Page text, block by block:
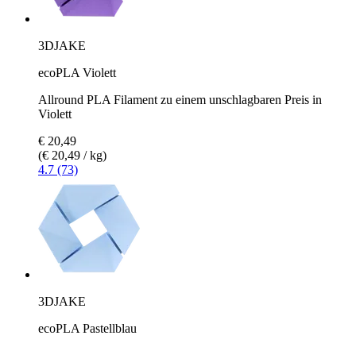
3DJAKE
ecoPLA Violett
Allround PLA Filament zu einem unschlagbaren Preis in
Violett
€ 20,49
(€ 20,49 / kg)
4.7 (73)
3DJAKE
ecoPLA Pastellblau